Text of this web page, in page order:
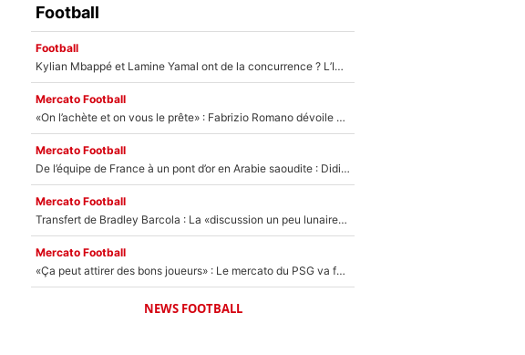
Football
Football
Kylian Mbappé et Lamine Yamal ont de la concurrence ? L’IA annonce les 5 joueurs qui vont dominer le football dans les années à venir !
Mercato Football
«On l’achète et on vous le prête» : Fabrizio Romano dévoile déjà la stratégie du PSG avec le transfert de Zion Suzuki !
Mercato Football
De l’équipe de France à un pont d’or en Arabie saoudite : Didier Deschamps a donné sa réponse !
Mercato Football
Transfert de Bradley Barcola : La «discussion un peu lunaire» qui l'a convaincu de quitter le PSG, son entourage est pointé du doigt
Mercato Football
«Ça peut attirer des bons joueurs» : Le mercato du PSG va faire des victimes dans l'effectif de Luis Enrique ?
NEWS FOOTBALL